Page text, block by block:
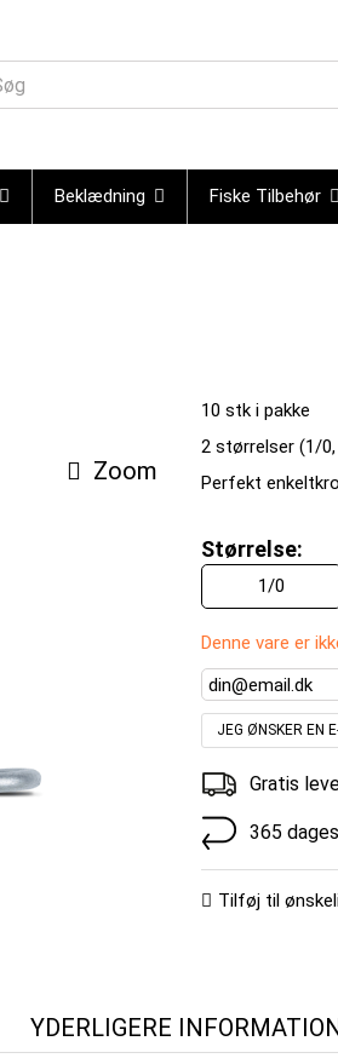
Beklædning Fiske Tilbehør
Zoom
10 stk i pakke
2 størrelser (1/
Perfekt
Størrelse:
1/0
Denne vare er
JEG ØNSKER EN
Gratis
365
Tilføj til
YDERLIGERE